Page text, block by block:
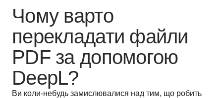
Чому варто
перекладати файли
PDF за допомогою
DeepL?
Ви коли-небудь замислювалися над тим, що робить